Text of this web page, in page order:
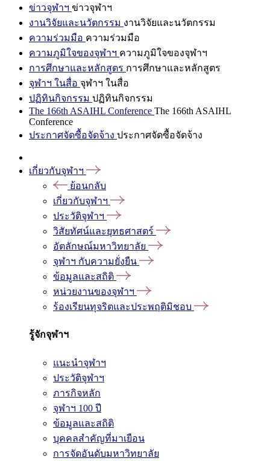
ข่าวจุฬาฯ ข่าวจุฬาฯ
งานวิจัยและนวัตกรรม งานวิจัยและนวัตกรรม
ความร่วมมือ ความร่วมมือ
ความภูมิใจของจุฬาฯ ความภูมิใจของจุฬาฯ
การศึกษาและหลักสูตร การศึกษาและหลักสูตร
จุฬาฯ ในสื่อ จุฬาฯ ในสื่อ
ปฏิทินกิจกรรม ปฏิทินกิจกรรม
The 166th ASAIHL Conference The 166th ASAIHL
Conference
ประกาศจัดซื้อจัดจ้าง ประกาศจัดซื้อจัดจ้าง
เกี่ยวกับจุฬาฯ
ย้อนกลับ
เกี่ยวกับจุฬาฯ
ประวัติจุฬาฯ
วิสัยทัศน์และยุทธศาสตร์
อัตลักษณ์มหาวิทยาลัย
จุฬาฯ กับความยั่งยืน
ข้อมูลและสถิติ
หน่วยงานของจุฬาฯ
ร้องเรียนทุจริตและประพฤติมิชอบ
รู้จักจุฬาฯ
แนะนำจุฬาฯ
ประวัติจุฬาฯ
ภารกิจหลัก
จุฬาฯ 100 ปี
ข้อมูลและสถิติ
บุคคลสำคัญที่มาเยือน
การจัดอันดับมหาวิทยาลัย